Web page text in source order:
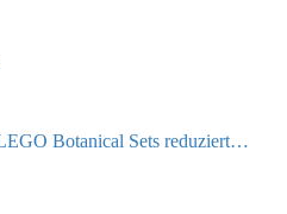
Botanical Sets reduziert…